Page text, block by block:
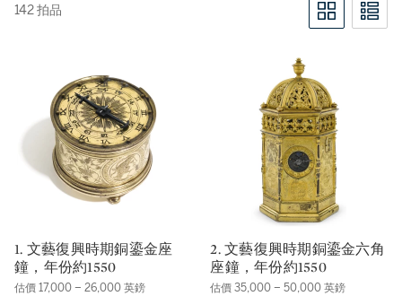
142 拍品
1. 文藝復興時期銅鎏金座
鐘，年份約1550
估價 17,000 – 26,000 英鎊
2. 文藝復興時期銅鎏金六角
座鐘，年份約1550
估價 35,000 – 50,000 英鎊